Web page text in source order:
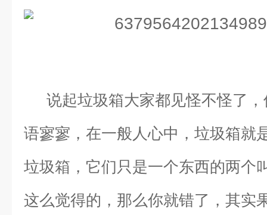
说起垃圾箱大家都见怪不怪了
语寥寥，在一般人心中，垃圾箱就
垃圾箱，它们只是一个东西的两个
这么觉得的，那么你就错了，其实